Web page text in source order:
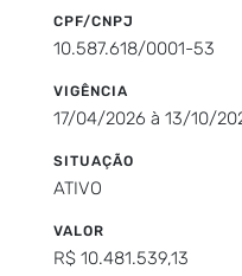
CPF/CNPJ
10.587.618/0001-53
VIGÊNCIA
17/04/2026 à 13/10/
SITUAÇÃO
ATIVO
VALOR
R$ 10.481.539,13